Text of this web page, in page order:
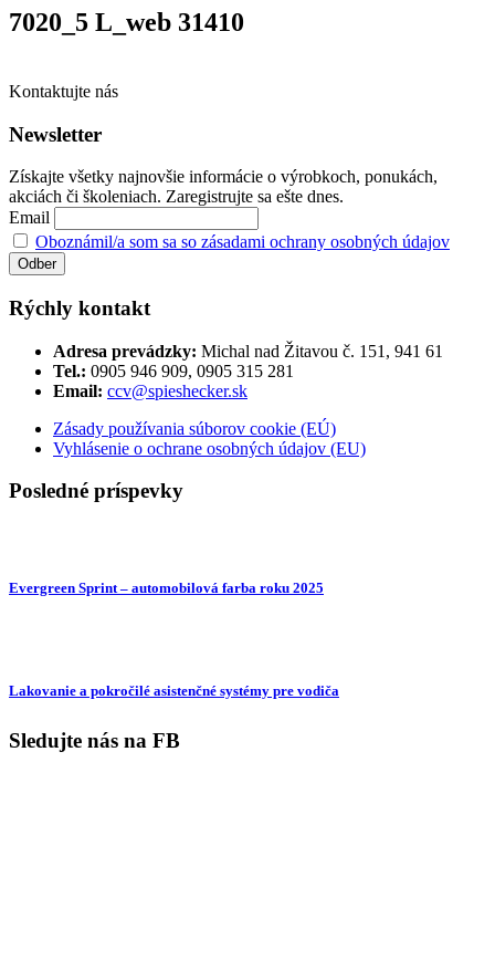
7020_5 L_web 31410
Kontaktujte nás
Newsletter
Získajte všetky najnovšie informácie o výrobkoch, ponukách,
akciách či školeniach. Zaregistrujte sa ešte dnes.
Email
Oboznámil/a som sa so zásadami ochrany osobných údajov
Rýchly kontakt
Adresa prevádzky: Michal nad Žitavou č. 151, 941 61
Tel.: 0905 946 909, 0905 315 281
Email: ccv@spieshecker.sk
Zásady používania súborov cookie (EÚ)
Vyhlásenie o ochrane osobných údajov (EU)
Posledné príspevky
Evergreen Sprint – automobilová farba roku 2025
Lakovanie a pokročilé asistenčné systémy pre vodiča
Sledujte nás na FB